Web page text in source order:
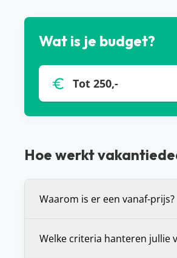
Wat is je budget?
Tot 250,-
Hoe werkt
Waarom is er een vanaf-prijs?
prijs voor de vakantie die je
Welke criteria hanteren jullie